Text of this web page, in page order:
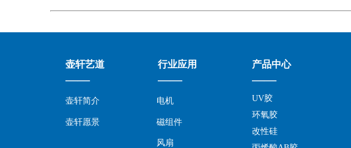
壶轩艺道
——
壶轩简介
壶轩愿景
行业应用
——
电机
磁组件
风扇
产品中心
——
UV胶
环氧胶
改性硅